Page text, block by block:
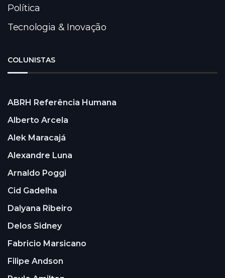
Política
Tecnologia & Inovação
COLUNISTAS
ABRH Referência Humana
Alberto Arcela
Alek Maracajá
Alexandre Luna
Arnaldo Poggi
Cid Gadelha
Dalyana Ribeiro
Delos Sidney
Fabricio Marsicano
Filipe Andson